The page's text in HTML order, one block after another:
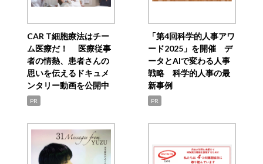
CAR T細胞療法はチー
ム医療だ！ 医療従事
者の情熱、患者さんの
思いを伝えるドキュメ
ンタリー動画を公開中
PR
「第4回科学的人事アワ
ード2025」を開催 デ
ータとAIで変わる人事
戦略 科学的人事の最
新事例
PR